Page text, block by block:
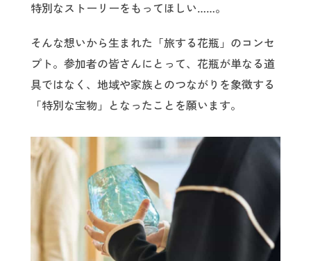
特別なストーリーをもってほしい……。
そんな想いから生まれた「旅する花瓶」のコンセ
プト。参加者の皆さんにとって、花瓶が単なる道
具ではなく、地域や家族とのつながりを象徴する
「特別な宝物」となったことを願います。